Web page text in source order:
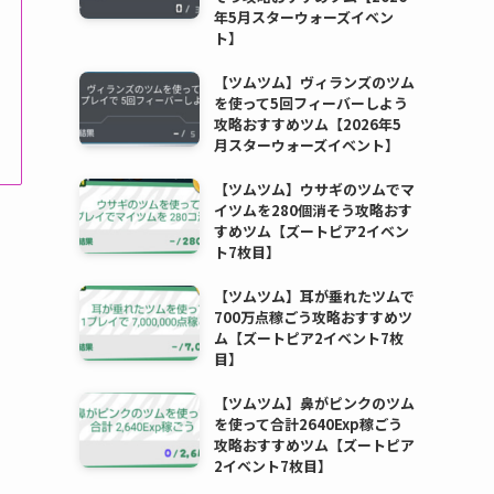
年5月スターウォーズイベン
ト】
【ツムツム】ヴィランズのツム
を使って5回フィーバーしよう
攻略おすすめツム【2026年5
月スターウォーズイベント】
【ツムツム】ウサギのツムでマ
イツムを280個消そう攻略おす
すめツム【ズートピア2イベン
ト7枚目】
【ツムツム】耳が垂れたツムで
700万点稼ごう攻略おすすめツ
ム【ズートピア2イベント7枚
目】
【ツムツム】鼻がピンクのツム
を使って合計2640Exp稼ごう
攻略おすすめツム【ズートピア
2イベント7枚目】